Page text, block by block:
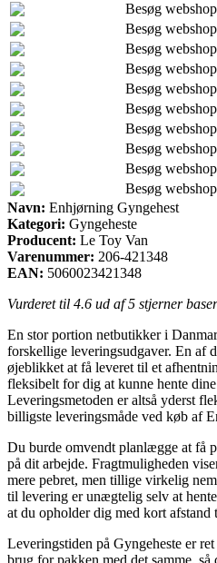
Besøg webshop
Besøg webshop
Besøg webshop
Besøg webshop
Besøg webshop
Besøg webshop
Besøg webshop
Besøg webshop
Besøg webshop
Besøg webshop
Navn: Enhjørning Gyngehest
Kategori: Gyngeheste
Producent: Le Toy Van
Varenummer: 206-421348
EAN: 5060023421348
Vurderet til 4.6 ud af 5 stjerner
En stor portion netbutikker i
forskellige leveringsudgaver. En af
øjeblikket at få leveret til et
fleksibelt for dig at kunne hente
Leveringsmetoden er altså yderst
billigste leveringsmåde ved køb af
Du burde omvendt planlægge at få
på dit arbejde. Fragtmuligheden
mere pebret, men tillige virkelig
til levering er unægtelig selv at
at du opholder dig med kort afstand
Leveringstiden på Gyngeheste er
brug for pakken med det samme,